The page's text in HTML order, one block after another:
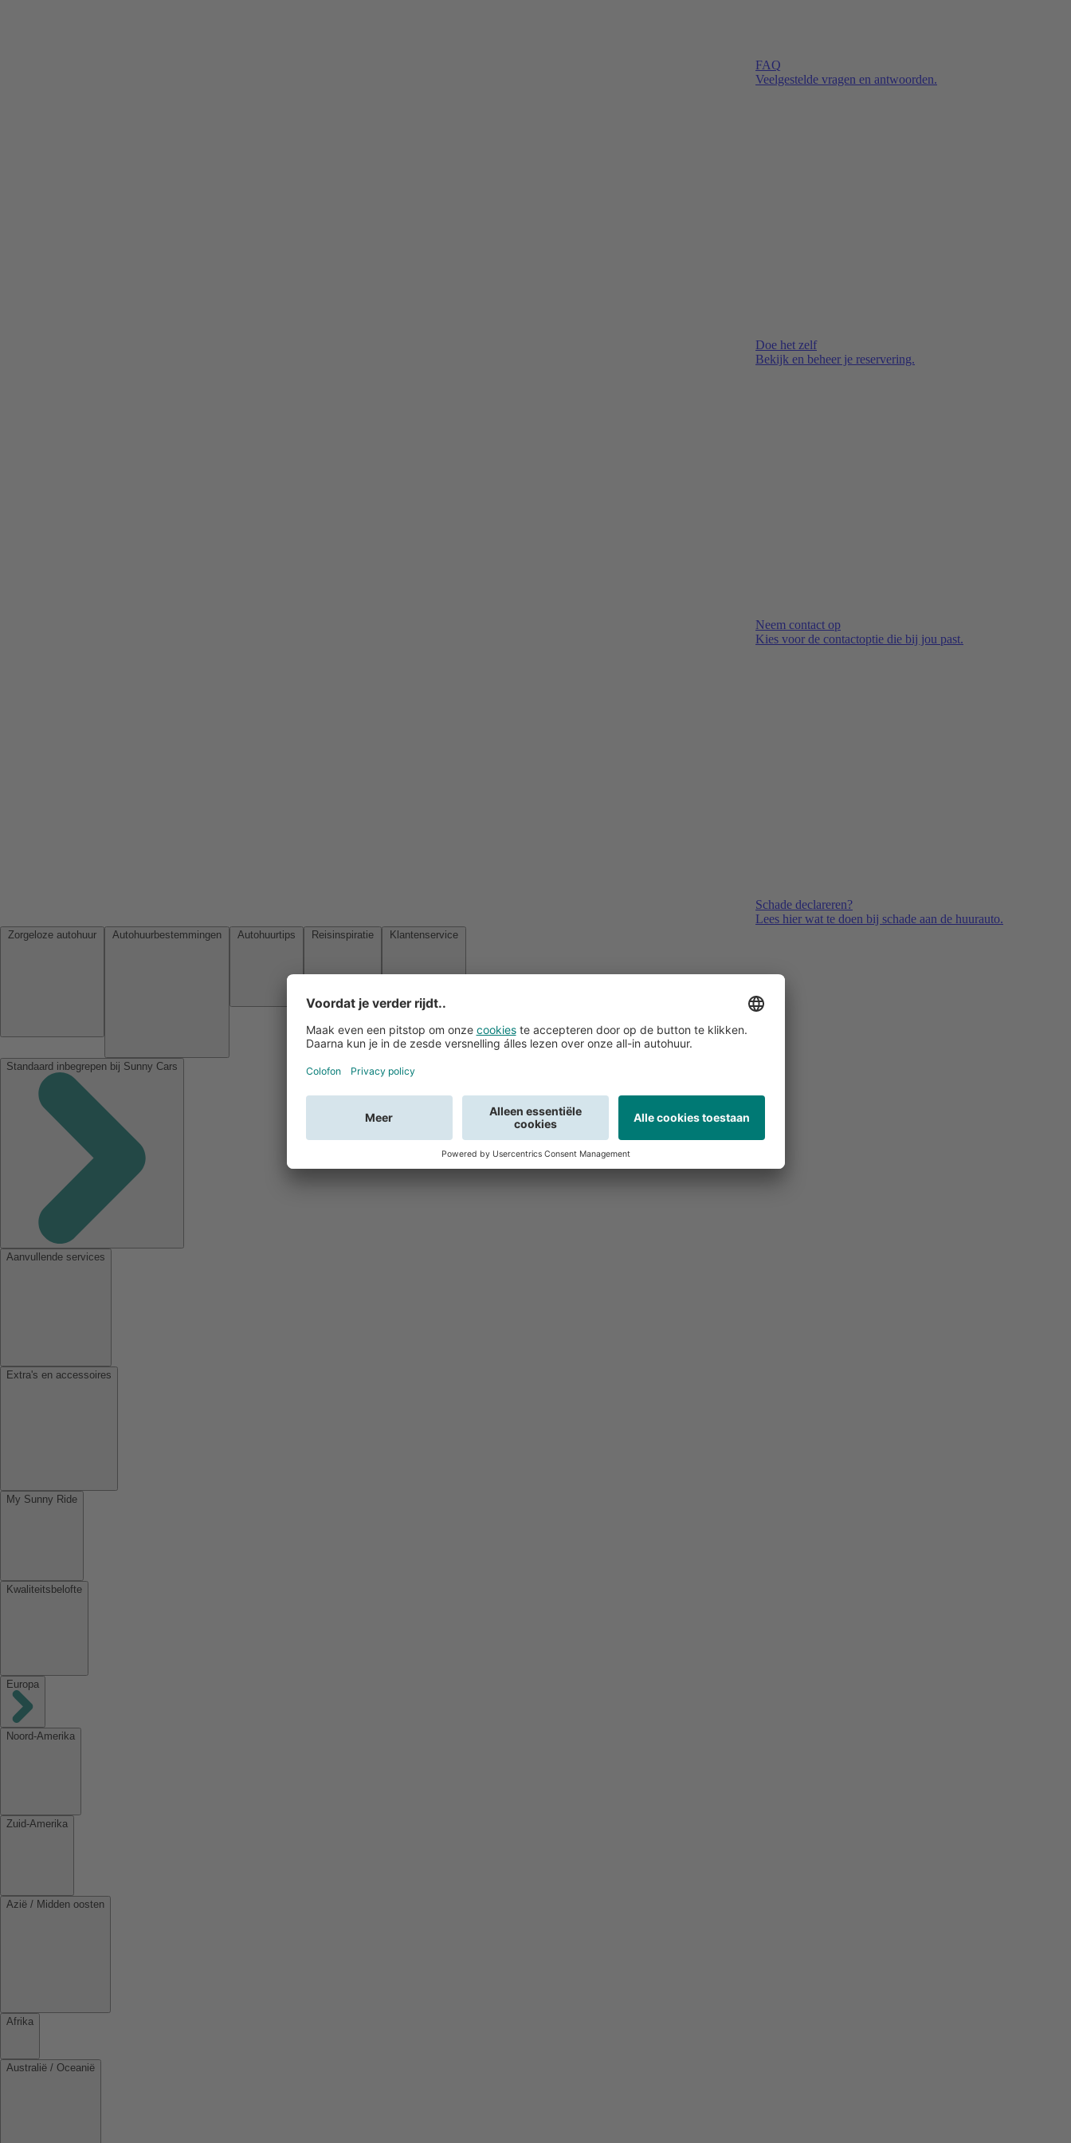
FAQ
Veelgestelde vragen en antwoorden.
Doe het zelf
Bekijk en beheer je reservering.
Neem contact op
Kies voor de contactoptie die bij jou past.
Schade declareren?
Lees hier wat te doen bij schade aan de huurauto.
Standaard inbegrepen bij Sunny Cars
Aanvullende services
Extra's en accessoires
My Sunny Ride
Kwaliteitsbelofte
Europa
Noord-Amerika
Zuid-Amerika
Azië / Midden oosten
Afrika
Australië / Oceanië